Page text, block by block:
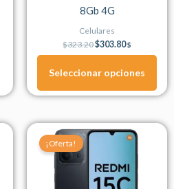
8Gb 4G
Celulares
$323.20$303.80$
Seleccionar opciones
en
la
página
producto
¡Oferta!
Original
price
Current
price
Este
tiene
múltiples